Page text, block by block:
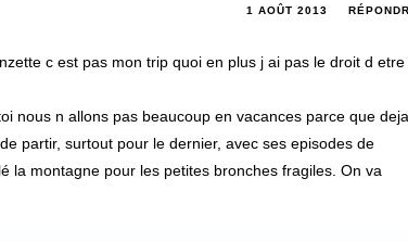
1 AOÛT 2013
c est pas mon trip quoi en plus j ai pas le droit d etre
nous n allons pas beaucoup en vacances parce que deja
partir, surtout pour le dernier, avec ses episodes de
la montagne pour les petites bronches fragiles. On va